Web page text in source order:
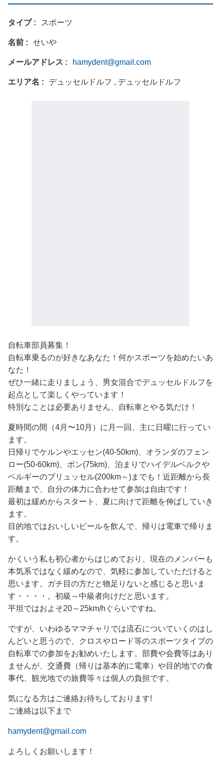
タイプ スポーツ
名前 せいや
メールアドレス hamydent@gmail.com
エリア名 デュッセルドルフ , デュッセルドルフ
自転車部員募集！
自転車乗るのが好きなあなた！何かスポーツを始めたいあ
なた！
ぜひ一緒に走りましょう、男女混合でデュッセルドルフを
起点として楽しくやっています！
特別なことは必要ありません、自転車とやる気だけ！
夏時間の間（4月〜10月）に月一回、主に日曜に行ってい
ます。
日帰りでケルンやエッセン(40-50km)、オランダのフェン
ロー(50-60km)、ボン(75km)、泊まりでハイデルベルクや
ベルギーのブリュッセル(200km～)までも！近距離から長
距離まで、自分の体力に合わせて参加は自由です！
最初は緩めからスタート、夏に向けて距離を伸ばしていき
ます。
目的地ではおいしいビールを飲んで、帰りは電車で帰りま
す。
かくいう私も初心者からはじめており、現在のメンバーも
本気系ではなく緩めなので、気軽に参加していただけると
思います。ガチ目の方だと物足りないと感じると思いま
す・・・・。初級～中級者向けだと思います。
平坦ではおよそ20～25km/hぐらいですね。
ですが、いわゆるママチャリでは流石についていくのはし
んどいと思うので、クロスやロード等のスポーツタイプの
自転車での参加をお勧めいたします。部費や会費等はあり
ませんが、交通費（帰りは基本的に電車）や目的地での食
事代、観光地での旅費等々は個人の負担です。
気になる方はご連絡お待ちしております!
ご連絡は以下まで
hamydent@gmail.com
よろしくお願いします！